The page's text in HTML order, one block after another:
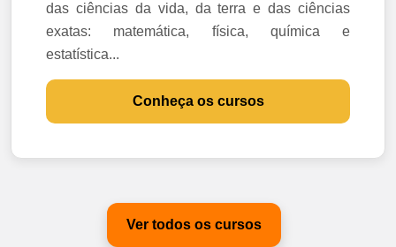
das ciências da vida, da terra e das ciências
exatas: matemática, física, química e
estatística...
Conheça os cursos
Ver todos os cursos